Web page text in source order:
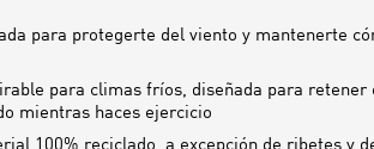
para protegerte del viento y mantenerte
para climas fríos, diseñada para retener
mientras haces ejercicio